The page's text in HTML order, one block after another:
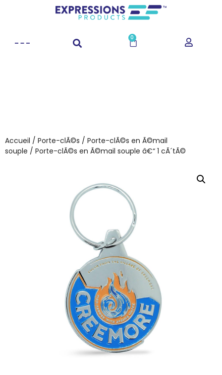
0
Accueil / Porte-clÃ©s / Porte-clÃ©s en Ã©mail
souple / Porte-clÃ©s en Ã©mail souple â€“ 1 cÃ´tÃ©